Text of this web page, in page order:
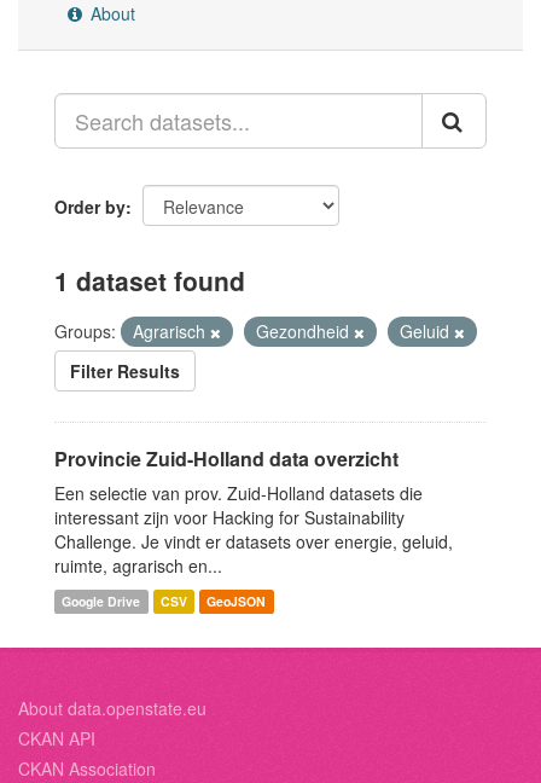
About
Order by
1 dataset found
Groups: Agrarisch Gezondheid
Geluid
Filter Results
Provincie Zuid-Holland data overzicht
Een selectie van prov. Zuid-Holland datasets die
interessant zijn voor Hacking for Sustainability
Challenge. Je vindt er datasets over energie, geluid,
ruimte, agrarisch en...
Google Drive CSV GeoJSON
About data.openstate.eu
CKAN API
CKAN Association